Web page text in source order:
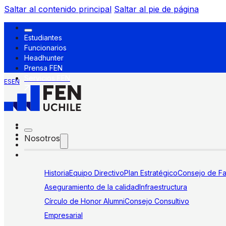
Saltar al contenido principal Saltar al pie de página
Estudiantes
Funcionarios
Headhunter
Prensa FEN
ESEN
Nosotros
HistoriaEquipo DirectivoPlan EstratégicoConsejo de
Aseguramiento de la calidadInfraestructura
Círculo de Honor AlumniConsejo Consultivo
Empresarial